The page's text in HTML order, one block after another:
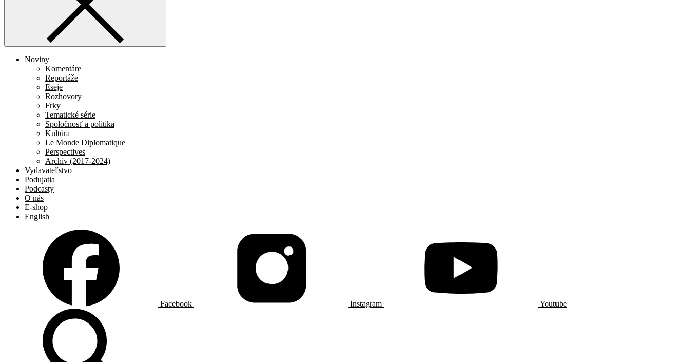
Noviny
Komentáre
Reportáže
Eseje
Rozhovory
Frky
Tematické série
Spoločnosť a politika
Kultúra
Le Monde Diplomatique
Perspectives
Archív (2017-2024)
Vydavateľstvo
Podujatia
Podcasty
O nás
E-shop
English
Facebook Instagram Youtube